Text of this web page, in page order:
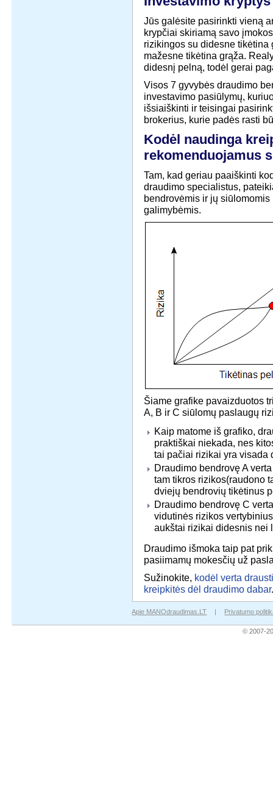
Jūs galėsite pasirinkti vieną
krypčiai skiriamą savo
rizikingos su didesne
mažesne tikėtina grąža.
didesnį pelną, todėl gerai
Visos 7 gyvybės draudimo
investavimo pasiūlymų,
išsiaiškinti ir teisingai
brokerius, kurie padės rasti
Kodėl naudinga
rekomenduojamus
Tam, kad geriau paaiškinti
draudimo specialistus,
bendrovėmis ir jų
galimybėmis.
Šiame grafike pavaizduotos
A, B ir C siūlomų paslaugų
Kaip matome iš grafiko,
praktiškai niekada, nes
tai pačiai rizikai yra visada
Draudimo bendrovę A
tam tikros rizikos(raudono
dviejų bendrovių tikėtinus
Draudimo bendrovę C
vidutinės rizikos
aukštai rizikai didesnis nei
Draudimo išmoka taip pat
pasiimamų mokesčių už
Sužinokite, kodėl verta
kreipkitės dėl draudimo dabar.
Apie MANOdraudimas.LT | Privatumo
© 2007-